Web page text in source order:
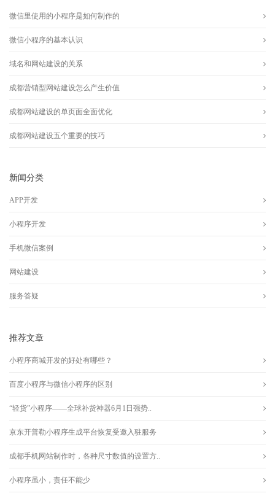
微信里使用的小程序是如何制作的
微信小程序的基本认识
域名和网站建设的关系
成都营销型网站建设怎么产生价值
成都网站建设的单页面全面优化
成都网站建设五个重要的技巧
新闻分类
APP开发
小程序开发
手机微信案例
网站建设
服务答疑
推荐文章
小程序商城开发的好处有哪些？
百度小程序与微信小程序的区别
“轻货”小程序——全球补货神器6月1日强势..
京东开普勒小程序生成平台恢复受邀入驻服务
成都手机网站制作时，各种尺寸数值的设置方..
小程序虽小，责任不能少